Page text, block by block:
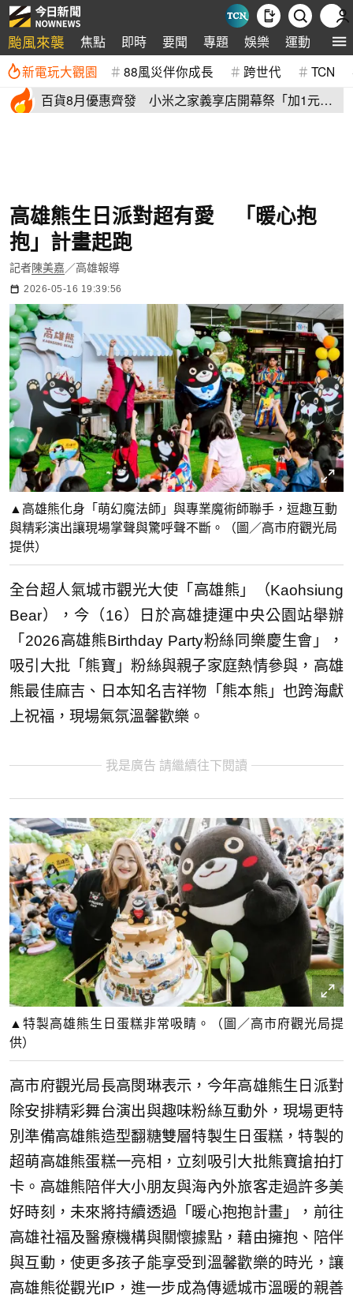
颱風來襲 焦點 即時 要聞 專題 娛樂 運動 全球
新電玩大觀園 88風災伴你成長 跨世代 TCN
百貨8月優惠齊發 小米之家義享店開幕祭「加1元多1
高雄熊生日派對超有愛 「暖心抱
抱」計畫起跑
記者陳美嘉 ／高雄報導
2026-05-16 19:39:56
▲高雄熊化身「萌幻魔法師」與專業魔術師聯手，逗趣互動
與精彩演出讓現場掌聲與驚呼聲不斷。（圖／高市府觀光局
提供）
全台超人氣城市觀光大使「高雄熊」（Kaohsiung
Bear），今（16）日於高雄捷運中央公園站舉辦
「2026高雄熊Birthday Party粉絲同樂慶生會」，
吸引大批「熊寶」粉絲與親子家庭熱情參與，高雄
熊最佳麻吉、日本知名吉祥物「熊本熊」也跨海獻
上祝福，現場氣氛溫馨歡樂。
我是廣告 請繼續往下閱讀
▲特製高雄熊生日蛋糕非常吸睛。（圖／高市府觀光局提
供）
高市府觀光局長高閔琳表示，今年高雄熊生日派對
除安排精彩舞台演出與趣味粉絲互動外，現場更特
別準備高雄熊造型翻糖雙層特製生日蛋糕，特製的
超萌高雄熊蛋糕一亮相，立刻吸引大批熊寶搶拍打
卡。高雄熊陪伴大小朋友與海內外旅客走過許多美
好時刻，未來將持續透過「暖心抱抱計畫」，前往
高雄社福及醫療機構與關懷據點，藉由擁抱、陪伴
與互動，使更多孩子能享受到溫馨歡樂的時光，讓
高雄熊從觀光IP，進一步成為傳遞城市溫暖的親善